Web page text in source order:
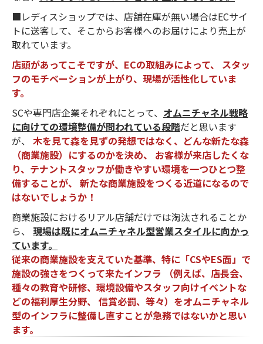
■レディスショップでは、店舗在庫が無い場合はECサイ
トに送客して、そこからお客様へのお届けにより売上が
取れています。
店頭があってこそですが、ECの取組みによって、 スタッ
フのモチベーションが上がり、現場が活性化していま
す。
SCや専門店企業それぞれにとって、 オムニチャネル戦略
に向けての環境整備が問われている段階だと思います
が、 木を見て森を見ずの発想ではなく、どんな新たな森
（商業施設）にするのかを決め、 お客様が来店したくな
り、テナントスタッフが働きやすい環境を一つひとつ整
備することが、 新たな商業施設をつくる近道になるので
はないでしょうか！
商業施設におけるリアル店舗だけでは淘汰されることか
ら、 現場は既にオムニチャネル型営業スタイルに向かっ
ています。
従来の商業施設を支えていた基準、特に「CSやES面」で
施設の強さをつくって来たインフラ （例えば、店長会、
種々の教育や研修、環境設備やスタッフ向けイベントな
どの福利厚生分野、 信賞必罰、等々）をオムニチャネル
型のインフラに整備し直すことが急務ではないかと思い
ます。